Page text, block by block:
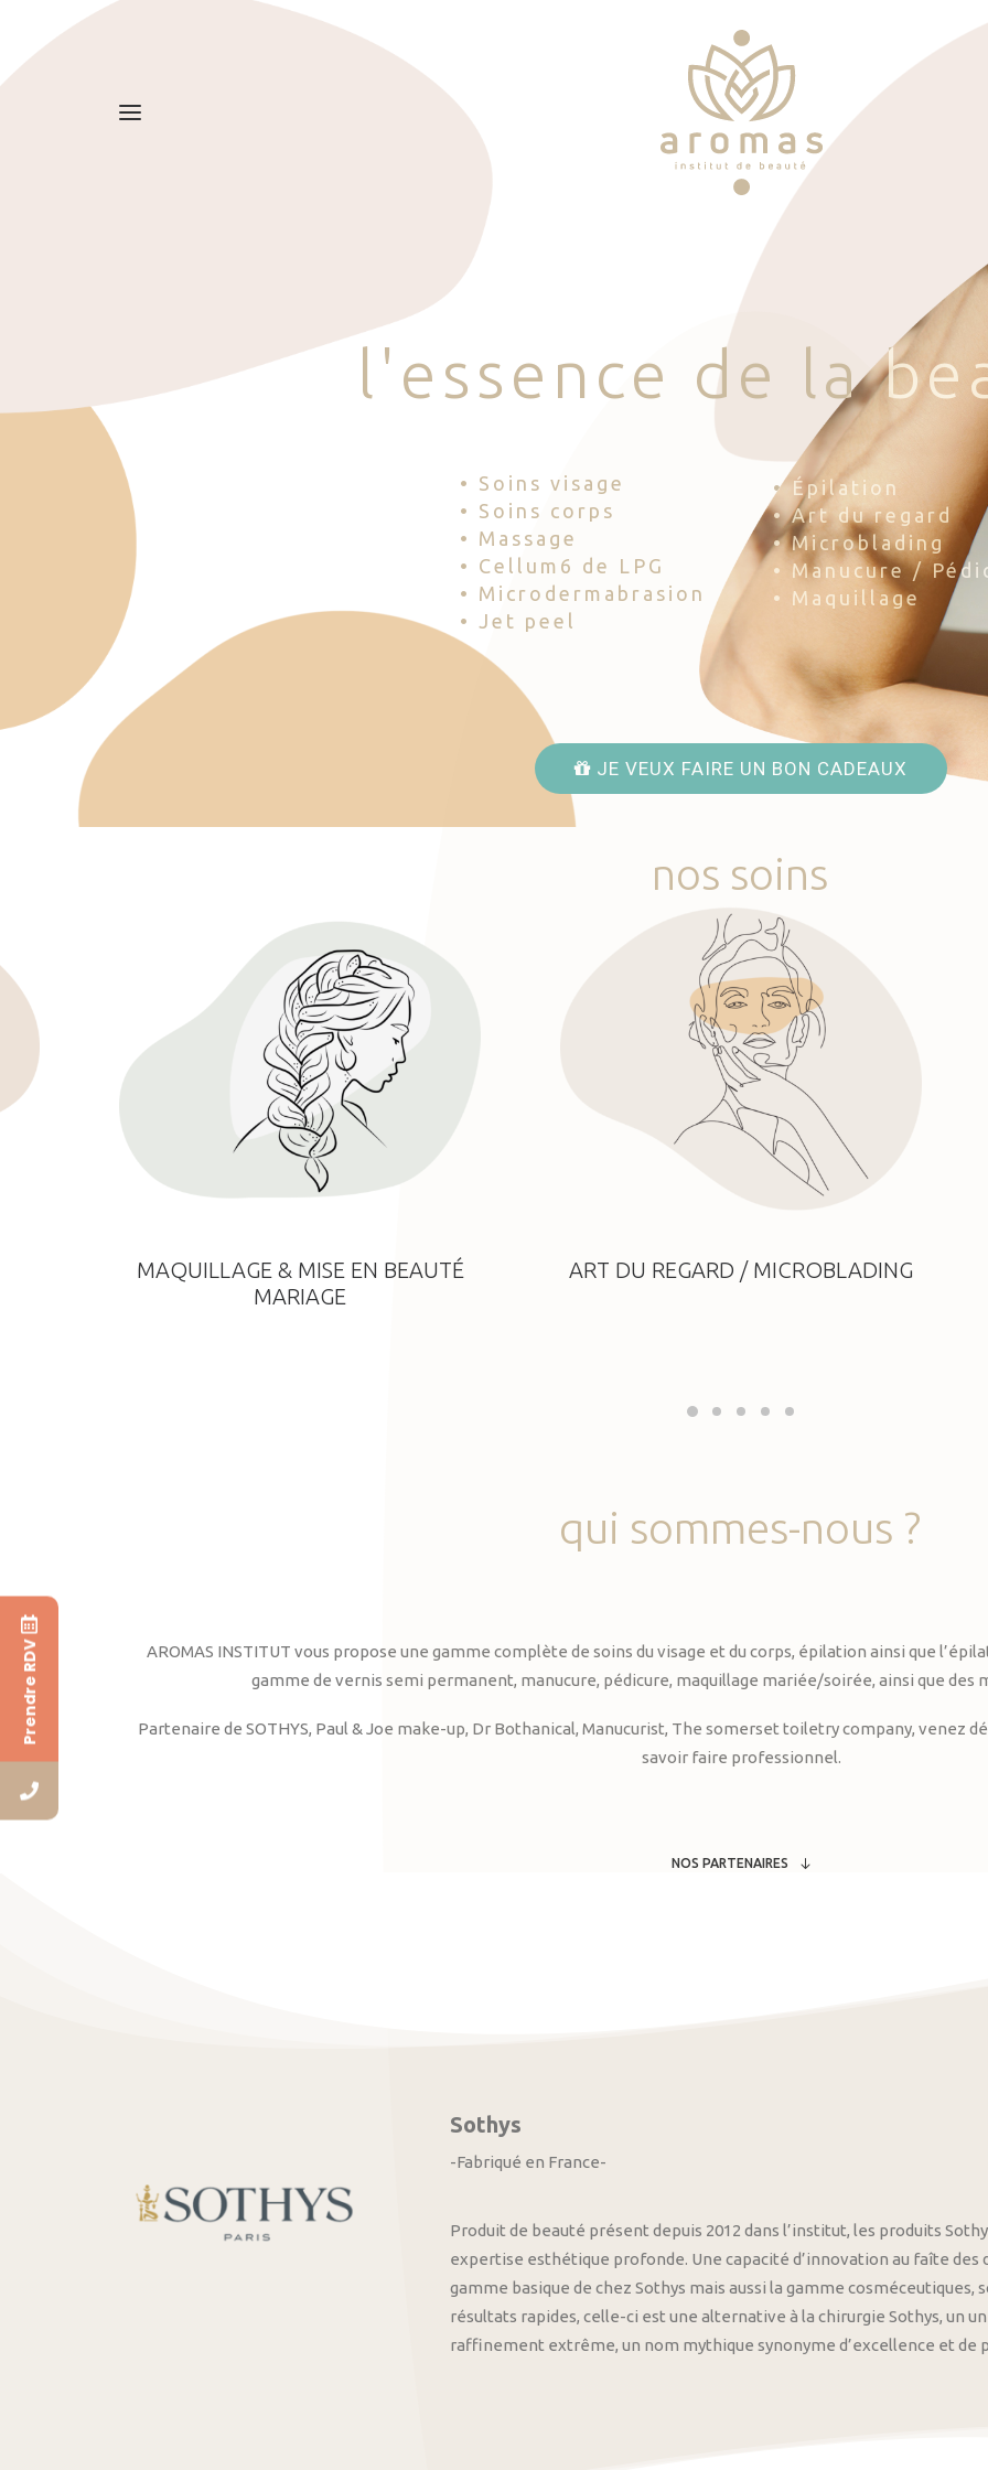
l 'esse nce d e la be
• Soins visage
• Soins corps
• Massage
• Cellum6 de LPG
• Microdermabrasion
• Jet peel
• Épilation
• Art du regard
• Microblading
• Manucure /
• Maquillage
JE VEUX FAIRE UN BON CADEAUX
nos soins
MAQUILLAGE & MISE EN BEAUTÉ
MARIAGE
ART DU REGARD / MICROBLADING
qui sommes-nous ?
AROMAS INSTITUT vous propose une gamme complète de soins du visage et du corps, épilation ainsi que
gamme de vernis semi permanent, manucure, pédicure, maquillage mariée/soirée, ainsi que des
Partenaire de SOTHYS, Paul & Joe make-up, Dr Bothanical, Manucurist, The somerset toiletry company, venez
savoir faire professionnel.
NOS PARTENAIRES
Sothys
-Fabriqué en France-
Produit de beauté présent depuis 2012 dans l’institut, les produits
expertise esthétique profonde. Une capacité d’innovation au faîte
gamme basique de chez Sothys mais aussi la gamme
résultats rapides, celle-ci est une alternative à la chirurgie Sothys, un
raffinement extrême, un nom mythique synonyme d’excellence et de
Prendre RDV